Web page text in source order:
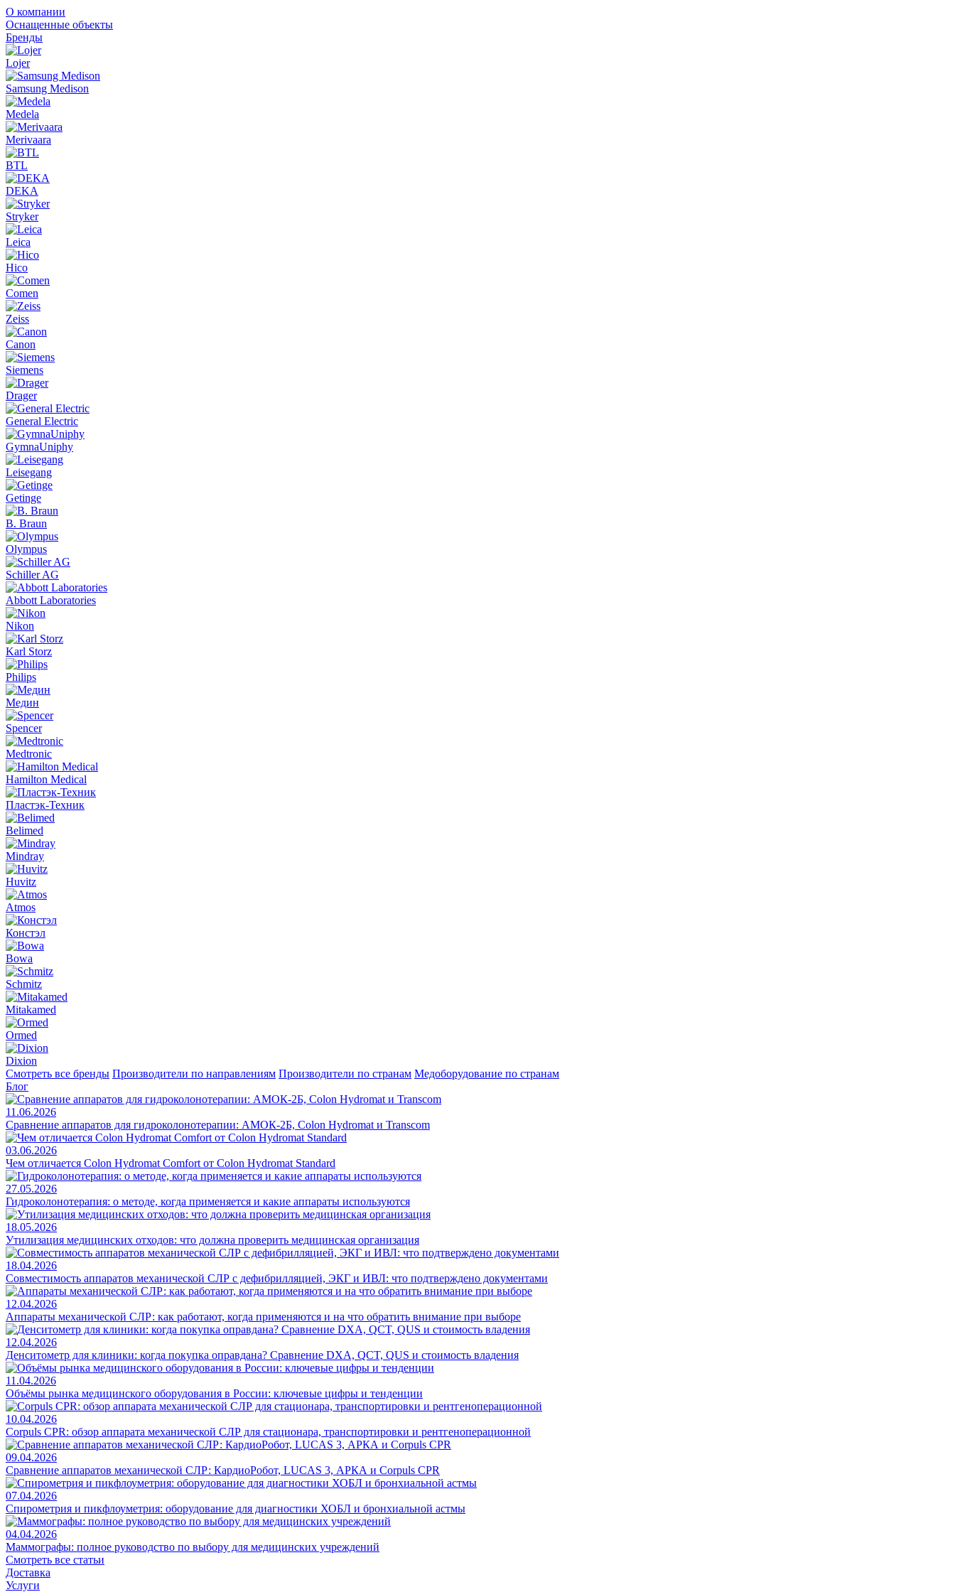
О компании
Оснащенные объекты
Бренды
Lojer
Samsung Medison
Medela
Merivaara
BTL
DEKA
Stryker
Leica
Hico
Comen
Zeiss
Canon
Siemens
Drager
General Electric
GymnaUniphy
Leisegang
Getinge
B. Braun
Olympus
Schiller AG
Abbott Laboratories
Nikon
Karl Storz
Philips
Медин
Spencer
Medtronic
Hamilton Medical
Пластэк-Техник
Belimed
Mindray
Huvitz
Atmos
Констэл
Bowa
Schmitz
Mitakamed
Ormed
Dixion
Смотреть все бренды Производители по направлениям Производители по странам Медоборудование по странам
Блог
11.06.2026
Сравнение аппаратов для гидроколонотерапии: АМОК-2Б, Colon Hydromat и Transcom
03.06.2026
Чем отличается Colon Hydromat Comfort от Colon Hydromat Standard
27.05.2026
Гидроколонотерапия: о методе, когда применяется и какие аппараты используются
18.05.2026
Утилизация медицинских отходов: что должна проверить медицинская организация
18.04.2026
Совместимость аппаратов механической СЛР с дефибрилляцией, ЭКГ и ИВЛ: что подтверждено документами
12.04.2026
Аппараты механической СЛР: как работают, когда применяются и на что обратить внимание при выборе
12.04.2026
Денситометр для клиники: когда покупка оправдана? Сравнение DXA, QCT, QUS и стоимость владения
11.04.2026
Объёмы рынка медицинского оборудования в России: ключевые цифры и тенденции
10.04.2026
Corpuls CPR: обзор аппарата механической СЛР для стационара, транспортировки и рентгеноперационной
09.04.2026
Сравнение аппаратов механической СЛР: КардиоРобот, LUCAS 3, АРКА и Corpuls CPR
07.04.2026
Спирометрия и пикфлоуметрия: оборудование для диагностики ХОБЛ и бронхиальной астмы
04.04.2026
Маммографы: полное руководство по выбору для медицинских учреждений
Смотреть все статьи
Доставка
Услуги